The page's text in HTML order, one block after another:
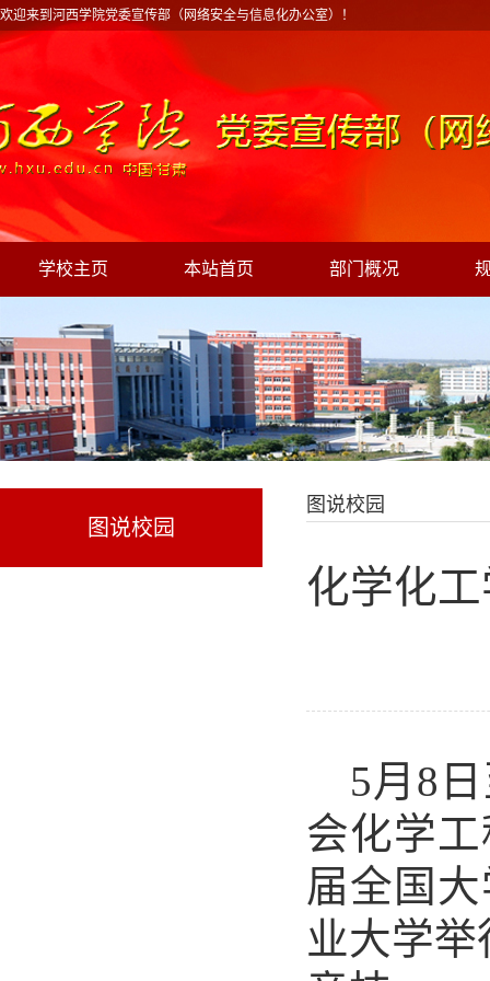
欢迎来到河西学院党委宣传部（网络安全与信息化办公室）！
学校主页 本站首页 部门概况
图说校园
图说校园
化学化
5月8
会化学
届全国
业大学